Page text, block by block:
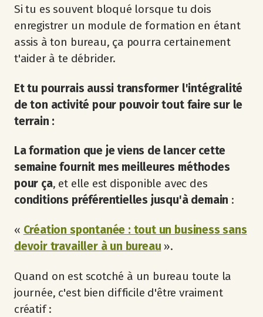
Si tu es souvent bloqué lorsque tu dois
enregistrer un module de formation en étant
assis à ton bureau, ça pourra certainement
t'aider à te débrider.
Et tu pourrais aussi transformer l'intégralité
de ton activité pour pouvoir tout faire sur le
terrain :
La formation que je viens de lancer cette
semaine fournit mes meilleures méthodes
pour ça, et elle est disponible avec des
conditions préférentielles jusqu'à demain :
« Création spontanée : tout un business sans
devoir travailler à un bureau ».
Quand on est scotché à un bureau toute la
journée, c'est bien difficile d'être vraiment
créatif :